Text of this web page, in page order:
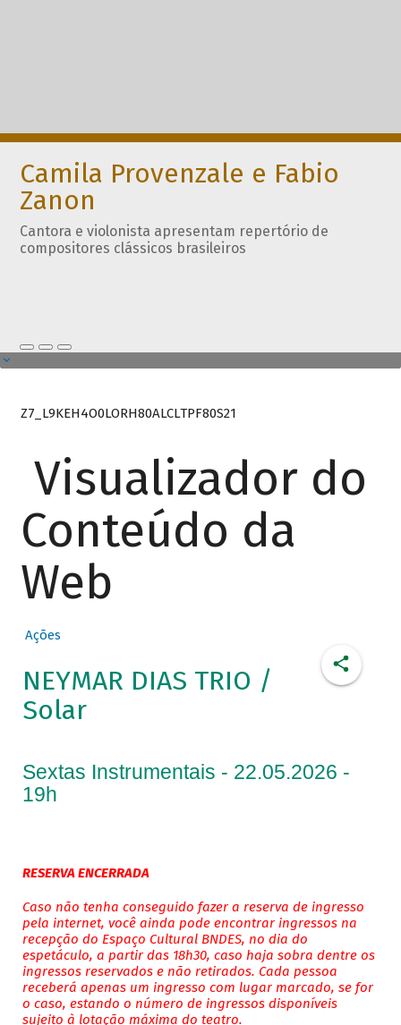
Camila Provenzale e Fabio
Zanon
Cantora e violonista apresentam repertório de
compositores clássicos brasileiros
Z7_L9KEH4O0LORH80ALCLTPF80S21
Visualizador do
Conteúdo da
Web
Ações
NEYMAR DIAS TRIO /
Solar
Sextas Instrumentais - 22.05.2026 -
19h
RESERVA ENCERRADA
Caso não tenha conseguido fazer a reserva de ingresso
pela internet, você ainda pode encontrar ingressos na
recepção do Espaço Cultural BNDES, no dia do
espetáculo, a partir das 18h30, caso haja sobra dentre os
ingressos reservados e não retirados. Cada pessoa
receberá apenas um ingresso com lugar marcado, se for
o caso, estando o número de ingressos disponíveis
sujeito à lotação máxima do teatro.